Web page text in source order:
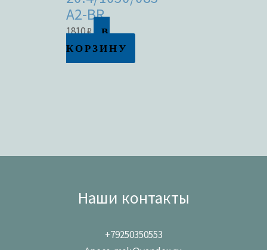
A2-BR
1810₽
В
КОРЗИНУ
Наши контакты
+79250350553